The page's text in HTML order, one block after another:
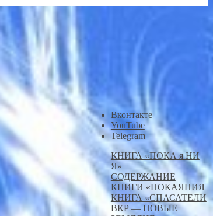
Вконтакте
YouTube
Telegram
КНИГА «ПОКА я НИ
Я»
СОДЕРЖАНИЕ
КНИГИ «ПОКАЯНИЯ
КНИГА «СПАСАТЕЛИ
ВКР — НОВЫЕ